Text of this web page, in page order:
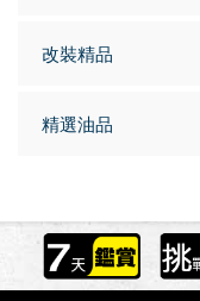
改裝精品
精選油品